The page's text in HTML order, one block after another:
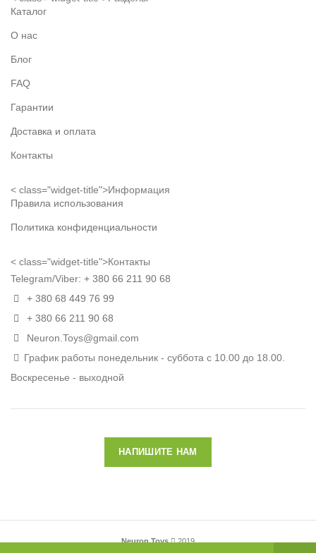
Каталог
О нас
Блог
FAQ
Гарантии
Доставка и оплата
Контакты
< class="widget-title">Информация
Правила использования
Политика конфиденциальности
< class="widget-title">Контакты
Telegram/Viber: + 380 66 211 90 68
+ 380 68 449 76 99
+ 380 66 211 90 68
Neuron.Toys@gmail.com
График работы понедельник - суббота с 10.00 до 18.00.
Воскресенье - выходной
НАПИШИТЕ НАМ
Neuron Toys 2019